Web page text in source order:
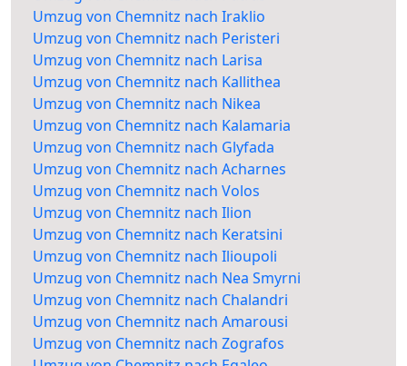
Umzug von Chemnitz nach Iraklio
Umzug von Chemnitz nach Peristeri
Umzug von Chemnitz nach Larisa
Umzug von Chemnitz nach Kallithea
Umzug von Chemnitz nach Nikea
Umzug von Chemnitz nach Kalamaria
Umzug von Chemnitz nach Glyfada
Umzug von Chemnitz nach Acharnes
Umzug von Chemnitz nach Volos
Umzug von Chemnitz nach Ilion
Umzug von Chemnitz nach Keratsini
Umzug von Chemnitz nach Ilioupoli
Umzug von Chemnitz nach Nea Smyrni
Umzug von Chemnitz nach Chalandri
Umzug von Chemnitz nach Amarousi
Umzug von Chemnitz nach Zografos